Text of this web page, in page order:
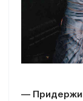
—